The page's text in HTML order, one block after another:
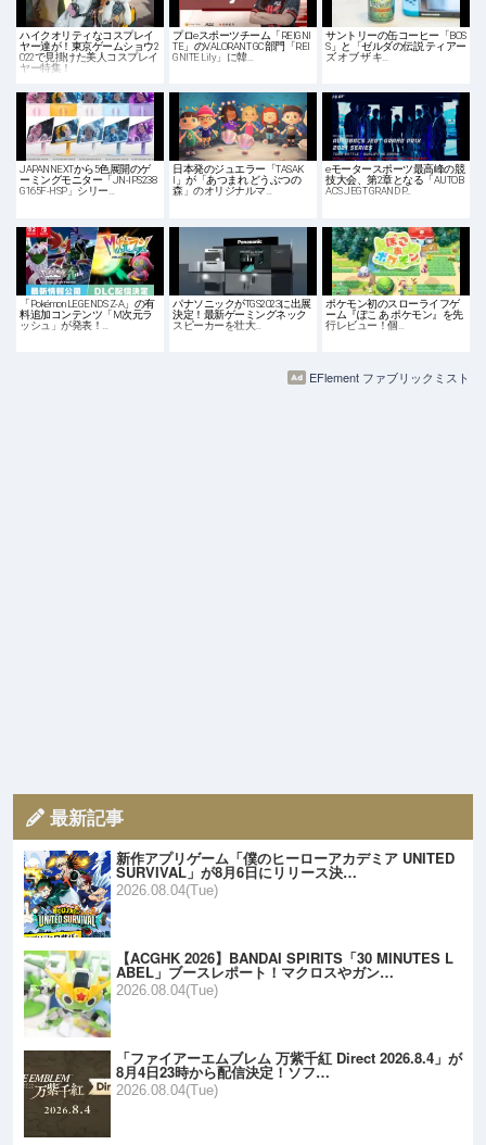
ハイクオリティなコスプレイ
ヤー達が！東京ゲームショウ2
022で見掛けた美人コスプレイ
ヤー特集！
プロeスポーツチーム「REIGNI
TE」のVALORANT GC部門「REI
GNITE Lily」に韓…
サントリーの缶コーヒー「BOS
S」と「ゼルダの伝説 ティアー
ズ オブ ザ キ…
JAPANNEXTから5色展開のゲ
ーミングモニター「JN-IPS238
G165F-HSP」シリー…
日本発のジュエラー「TASAK
I」が「あつまれ どうぶつの
森」のオリジナルマ…
eモータースポーツ最高峰の競
技大会、第2章となる「AUTOB
ACS JEGT GRAND P…
「Pokémon LEGENDS Z-A」の有
料追加コンテンツ「M次元ラ
ッシュ」が発表！…
パナソニックがTGS2023に出展
決定！最新ゲーミングネック
スピーカーを壮大…
ポケモン初のスローライフゲ
ーム『ぽこ あ ポケモン』を先
行レビュー！個…
EFlement ファブリックミスト
最新記事
新作アプリゲーム「僕のヒーローアカデミア UNITED
SURVIVAL」が8月6日にリリース決…
2026.08.04(Tue)
【ACGHK 2026】BANDAI SPIRITS「30 MINUTES L
ABEL」ブースレポート！マクロスやガン…
2026.08.04(Tue)
「ファイアーエムブレム 万紫千紅 Direct 2026.8.4」が
8月4日23時から配信決定！ソフ…
2026.08.04(Tue)